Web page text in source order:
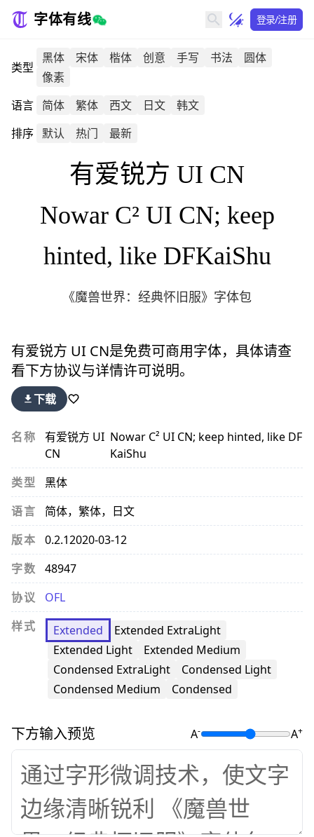
字体有线 登录/注册
类型
黑体 宋体 楷体 创意 手写 书法
圆体
像素
语言 简体 繁体 西文 日文
韩文
排序 默认 热门 最新
有爱锐方 UI CN
Nowar C² UI CN; keep
hinted, like DFKaiShu
《魔兽世界：经典怀旧服》字体包
有爱锐方 UI CN是免费可商用字体，具体请查
看下方协议与详情许可说明。
下载
名称
有爱锐方 UI
CN
Nowar C² UI CN; keep hinted, like DF
KaiShu
类型
黑体
语言
简体，繁体，日文
版本
0.2.12020-03-12
字数
48947
协议
OFL
样式
Extended
Extended ExtraLight
Extended Light
Extended Medium
Condensed ExtraLight
Condensed Light
Condensed Medium
Condensed
下方输入预览 A- A+